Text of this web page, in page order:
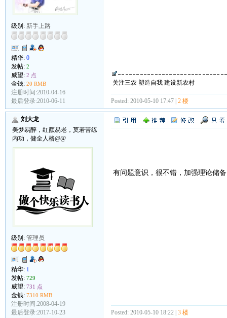
级别: 新手上路
精华: 0
发帖: 2
威望: 2 点
金钱: 20 RMB
注册时间:2010-04-16
最后登录:2010-06-11
关注三农 塑造自我 建设新农村
Posted: 2010-05-10 17:47 | 2 楼
刘大龙
美梦易醉，红颜易老，莫若苦练
内功，健全人格@@
级别: 管理员
精华: 1
发帖: 729
威望: 731 点
金钱: 7310 RMB
注册时间:2008-04-19
最后登录:2017-10-23
有问题意识，很不错，加强理论储
Posted: 2010-05-10 18:22 | 3 楼